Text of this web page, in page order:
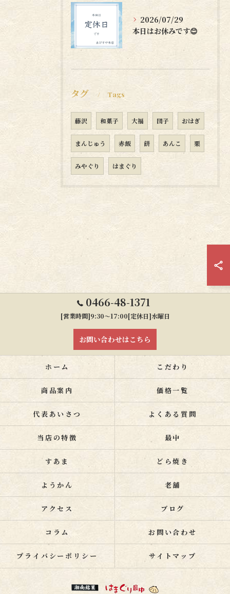
2026/07/29
本日はお休みです😊
タグ Tags
藤沢 和菓子 大福 団子 おはぎ
まんじゅう 赤飯 餅 あんこ 栗
みやぐり はまぐり
0466-48-1371
[営業時間]9:30～17:00[定休日]水曜日
お問い合わせはこちら
ホーム こだわり
商品案内 価格一覧
代表あいさつ よくある質問
当店の特徴 最中
すあま どら焼き
ようかん 老舗
アクセス ブログ
コラム お問い合わせ
プライバシーポリシー サイトマップ